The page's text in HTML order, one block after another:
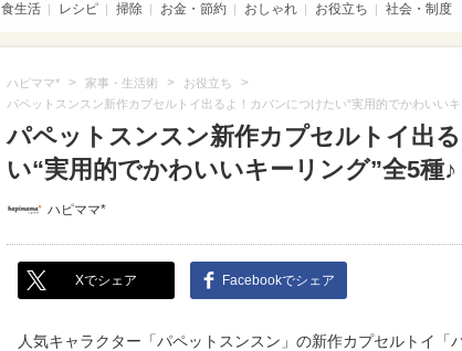
食生活 レシピ 掃除 お金・節約 おしゃれ お役立ち 社会・制度
ハピママ* > 家事・生活術 > お役立ち >
パペットスンスン新作カプセルトイ出るよ！カバンにつけたい“実用的でかわいい
パペットスンスン新作カプセルトイ出
い“実用的でかわいいキーリング”全5種♪
ハピママ*
Xでシェア Facebookでシェア
人気キャラクター「パペットスンスン」の新作カプセルトイ「